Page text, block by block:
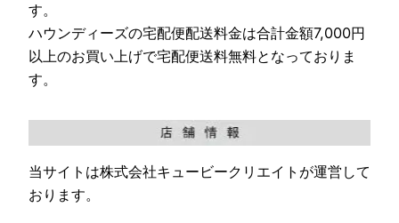
す。
ハウンディーズの宅配便配送料金は合計金額7,000円
以上のお買い上げで宅配便送料無料となっておりま
す。
当サイトは株式会社キュービークリエイトが運営して
おります。